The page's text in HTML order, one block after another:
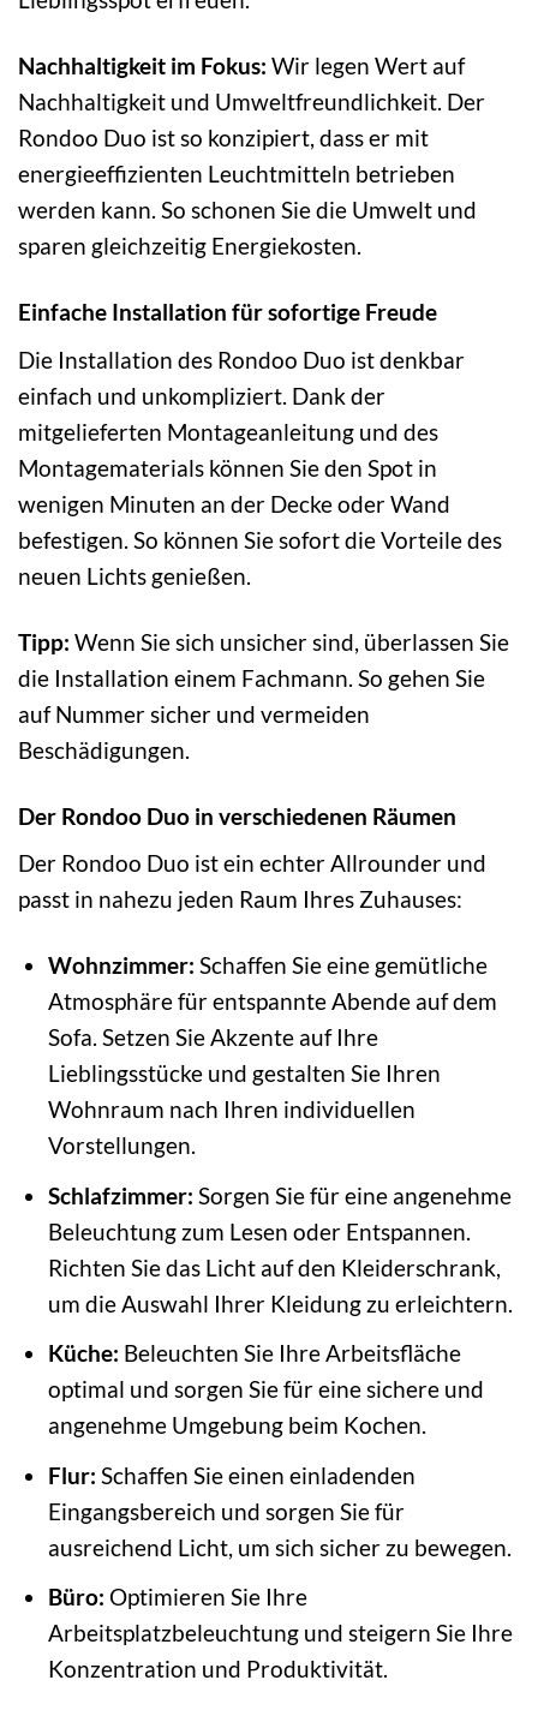
Nachhaltigkeit im Fokus: Wir legen Wert auf
Nachhaltigkeit und Umweltfreundlichkeit. Der
Rondoo Duo ist so konzipiert, dass er mit
energieeffizienten Leuchtmitteln betrieben
werden kann. So schonen Sie die Umwelt und
sparen gleichzeitig Energiekosten.
Einfache Installation für sofortige Freude
Die Installation des Rondoo Duo ist denkbar
einfach und unkompliziert. Dank der
mitgelieferten Montageanleitung und des
Montagematerials können Sie den Spot in
wenigen Minuten an der Decke oder Wand
befestigen. So können Sie sofort die Vorteile des
neuen Lichts genießen.
Tipp: Wenn Sie sich unsicher sind, überlassen Sie
die Installation einem Fachmann. So gehen Sie
auf Nummer sicher und vermeiden
Beschädigungen.
Der Rondoo Duo in verschiedenen Räumen
Der Rondoo Duo ist ein echter Allrounder und
passt in nahezu jeden Raum Ihres Zuhauses:
Wohnzimmer: Schaffen Sie eine gemütliche
Atmosphäre für entspannte Abende auf dem
Sofa. Setzen Sie Akzente auf Ihre
Lieblingsstücke und gestalten Sie Ihren
Wohnraum nach Ihren individuellen
Vorstellungen.
Schlafzimmer: Sorgen Sie für eine angenehme
Beleuchtung zum Lesen oder Entspannen.
Richten Sie das Licht auf den Kleiderschrank,
um die Auswahl Ihrer Kleidung zu erleichtern.
Küche: Beleuchten Sie Ihre Arbeitsfläche
optimal und sorgen Sie für eine sichere und
angenehme Umgebung beim Kochen.
Flur: Schaffen Sie einen einladenden
Eingangsbereich und sorgen Sie für
ausreichend Licht, um sich sicher zu bewegen.
Büro: Optimieren Sie Ihre
Arbeitsplatzbeleuchtung und steigern Sie Ihre
Konzentration und Produktivität.